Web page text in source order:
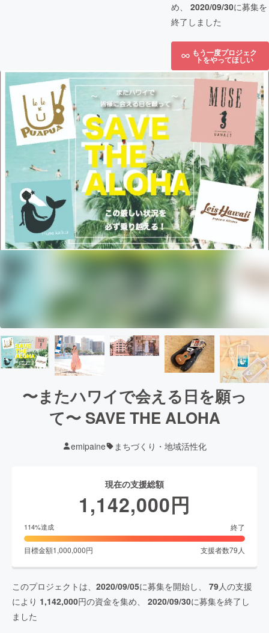
め、 2020/09/30に募集を
終了しました
もう一度プロジェク
トをやってほしい
〜またハワイで会える日を願っ
て〜 SAVE THE ALOHA
emipaine まちづくり・地域活性化
現在の支援総額
1,142,000円
114%達成 終了
目標金額1,000,000円 支援者数79 人
このプロジェクトは、 2020/09/05に募集を開始し、 79人の支援
により 1,142,000円の資金を集め、 2020/09/30に募集を終了し
ました